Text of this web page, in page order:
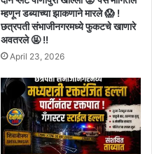
म्हणून डब्याच्या झाकणाने मारले 😱 !
छत्रपती संभाजीनगरमध्ये फुकटचे खाणारे
अवतरले 🤬 !!
April 23, 2026